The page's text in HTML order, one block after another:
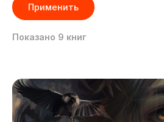
Показано 9 книг